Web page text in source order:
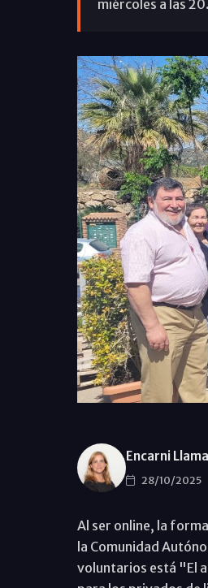
miércoles a las
Encarni
28/10/2025
Al ser online, la
la Comunidad
voluntarios está "El